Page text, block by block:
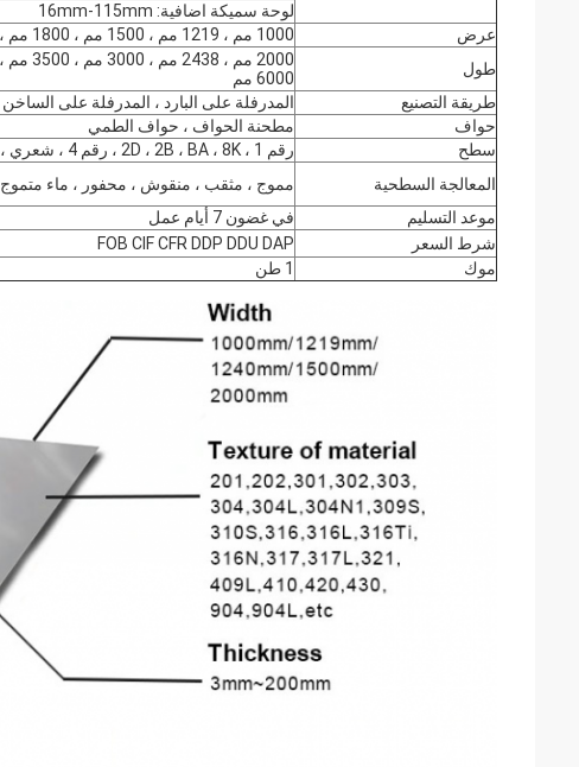
لوحة سميكة اضافية: 16mm-115mm
عرض
1000 مم ، 1219 مم ، 1500 مم ، 1800 مم ، 2000 مم
طول
6000 مم
طريقة التصنيع
المدرفلة على البارد ، المدرفلة على الساخن
حواف
مطحنة الحواف ، حواف الطمي
سطح
رقم 1 ، 2D ، 2B ، BA ، 8K ، رقم 4 ، شعري ، صنفرة
المعالجة السطحية
مموج ، مثقب ، منقوش ، محفور ، ماء متموج
موعد التسليم
في غضون 7 أيام عمل
شرط السعر
FOB CIF CFR DDP DDU DAP
موك
1 طن